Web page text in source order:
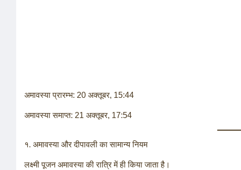
अमावस्या प्रारम्भ: 20 अक्तूबर, 15:44
अमावस्या समाप्त: 21 अक्तूबर, 17:54
१. अमावस्या और दीपावली का सामान्य नियम
लक्ष्मी पूजन अमावस्या की रात्रि में ही किया जाता है।